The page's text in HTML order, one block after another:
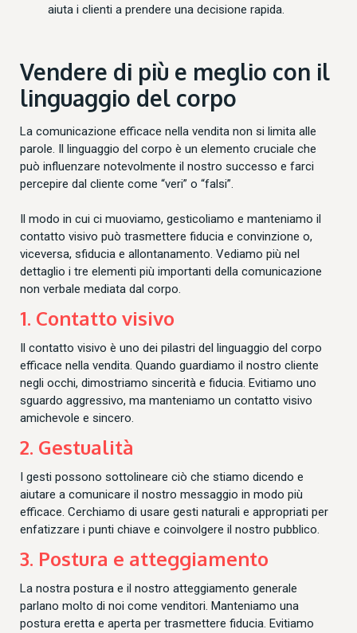
aiuta i clienti a prendere una decisione rapida.
Vendere di più e meglio con il
linguaggio del corpo
La comunicazione efficace nella vendita non si limita alle
parole. Il linguaggio del corpo è un elemento cruciale che
può influenzare notevolmente il nostro successo e farci
percepire dal cliente come “veri” o “falsi”.
Il modo in cui ci muoviamo, gesticoliamo e manteniamo il
contatto visivo può trasmettere fiducia e convinzione o,
viceversa, sfiducia e allontanamento. Vediamo più nel
dettaglio i tre elementi più importanti della comunicazione
non verbale mediata dal corpo.
1. Contatto visivo
Il contatto visivo è uno dei pilastri del linguaggio del corpo
efficace nella vendita. Quando guardiamo il nostro cliente
negli occhi, dimostriamo sincerità e fiducia. Evitiamo uno
sguardo aggressivo, ma manteniamo un contatto visivo
amichevole e sincero.
2. Gestualità
I gesti possono sottolineare ciò che stiamo dicendo e
aiutare a comunicare il nostro messaggio in modo più
efficace. Cerchiamo di usare gesti naturali e appropriati per
enfatizzare i punti chiave e coinvolgere il nostro pubblico.
3. Postura e atteggiamento
La nostra postura e il nostro atteggiamento generale
parlano molto di noi come venditori. Manteniamo una
postura eretta e aperta per trasmettere fiducia. Evitiamo